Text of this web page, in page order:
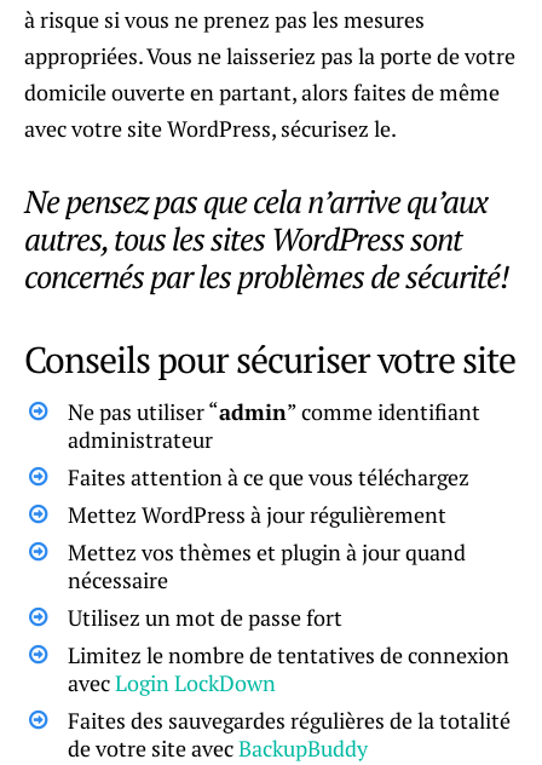
à risque si vous ne prenez pas les mesures
appropriées. Vous ne laisseriez pas la porte de votre
domicile ouverte en partant, alors faites de même
avec votre site WordPress, sécurisez le.
Ne pensez pas que cela n’arrive qu’aux
autres, tous les sites WordPress sont
concernés par les problèmes de sécurité!
Conseils pour sécuriser votre site
Ne pas utiliser “admin” comme identifiant
administrateur
Faites attention à ce que vous téléchargez
Mettez WordPress à jour régulièrement
Mettez vos thèmes et plugin à jour quand
nécessaire
Utilisez un mot de passe fort
Limitez le nombre de tentatives de connexion
avecLogin LockDown
Faites des sauvegardes régulières de la totalité
de votre site avecBackupBuddy